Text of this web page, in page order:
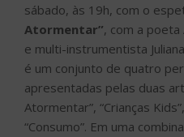
sábado, às 19h, com o
Atormentar”, com a poeta
e multi-instrumentista
é um conjunto de quatro
apresentadas pelas duas
Atormentar”, “Crianças
“Consumo”. Em uma